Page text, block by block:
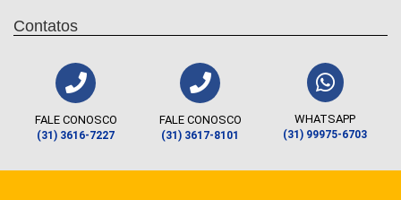
Contatos
FALE CONOSCO
(31) 3616-7227
FALE CONOSCO
(31) 3617-8101
WHATSAPP
(31) 99975-6703